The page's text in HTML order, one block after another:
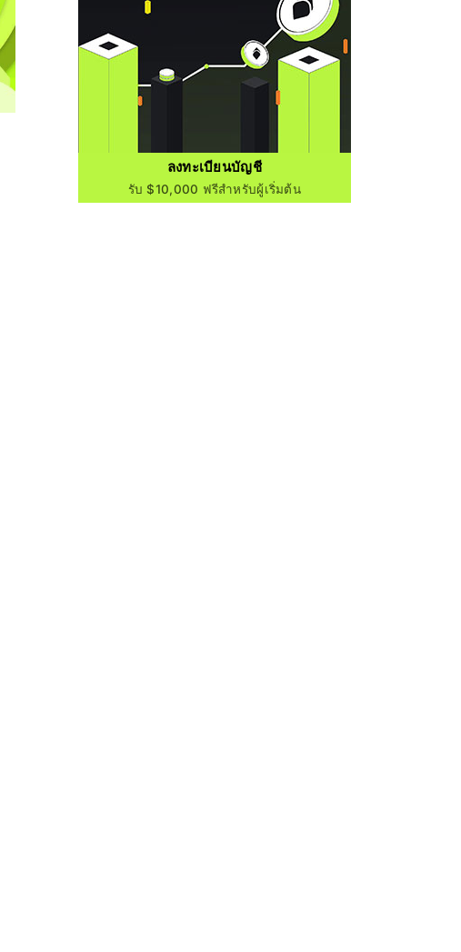
ลงทะเบียนบัญชี
รับ $10,000 ฟรีสำหรับผู้เริ่มต้น